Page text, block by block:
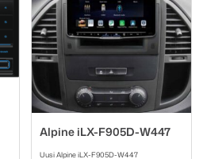
Alpine iLX-F905D-W447
Uusi Alpine iLX-F905D-W447